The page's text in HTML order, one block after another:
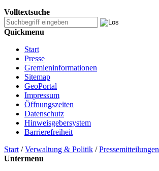
Volltextsuche
Quickmenu
Start
Presse
Gremieninformationen
Sitemap
GeoPortal
Impressum
Öffnungszeiten
Datenschutz
Hinweisgebersystem
Barrierefreiheit
Start /Verwaltung & Politik /Pressemitteilungen
Untermenu